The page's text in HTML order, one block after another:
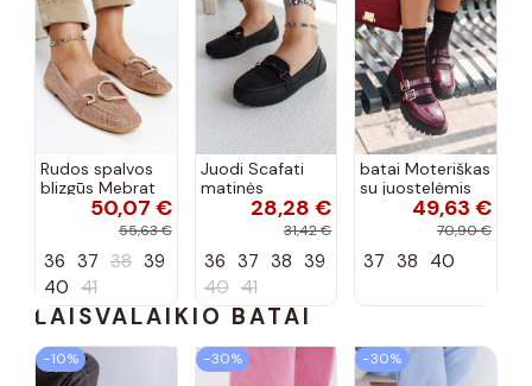
Rudos spalvos
blizgūs Mebrat
bateliai50,07 €
55,63 €
36 37 38 39
40 41
Juodi Scafati
matinės
apdailos bateliai
28,28 €
31,42 €
36 37 38 39
40 41
batai Moteriškas
su juostelėmis
su lako efektu
bordo spalvos
49,63 €
70,90 €
37 38 40
LAISVALAIKIO BATAI
−10% −30% −30%